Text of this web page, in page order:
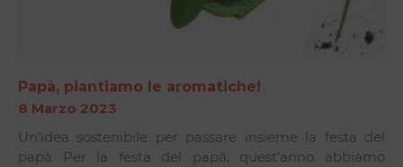
Papà, piantiamo le aromatiche!
8 Marzo 2023
Un’idea sostenibile per passare insieme la festa del
papà Per la festa del papà, quest’anno abbiamo